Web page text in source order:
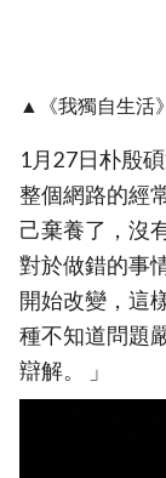
▲《我獨自生活》
1月27日朴殷
整個網路的經
己棄養了，沒
對於做錯的事
開始改變，這
種不知道問題
辯解。 」